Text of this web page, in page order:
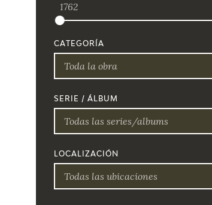
CONTACTO
1762
CATEGORÍA
Toda la obra
SERIE / ÁLBUM
Todas las series/albums
LOCALIZACIÓN
Todas las ubicaciones